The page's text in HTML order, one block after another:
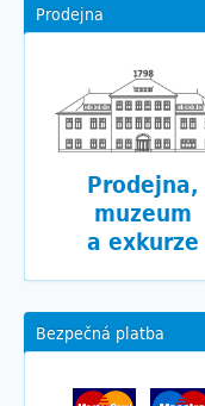
Prodejna
Prodejna,
muzeum
a exkurze
Bezpečná platba